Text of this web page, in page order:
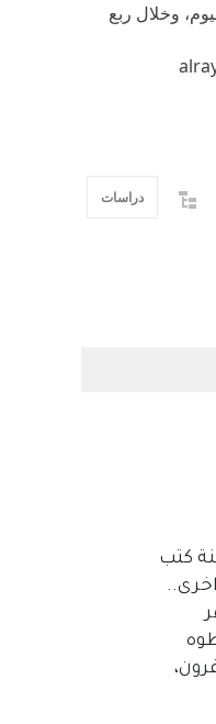
وخلال ربع
دراسات
كتب